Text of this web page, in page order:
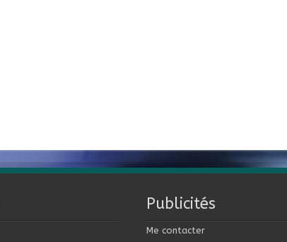
Publicités
Me contacter